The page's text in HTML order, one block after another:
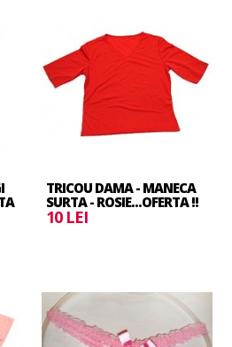
TRICOU DAMA - MANECA
SURTA - ROSIE...OFERTA !!
10 LEI